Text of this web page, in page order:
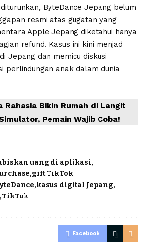
ByteDance Jepang belum
resmi atas gugatan yang
Apple Jepang diketahui hanya
refund. Kasus ini kini menjadi
Jepang dan memicu diskusi
perlindungan anak dalam dunia
Rahasia Bikin Rumah di Langit
Pemain Wajib Coba!
uang di aplikasi
gift TikTok
kasus digital Jepang
TikTok
Facebook